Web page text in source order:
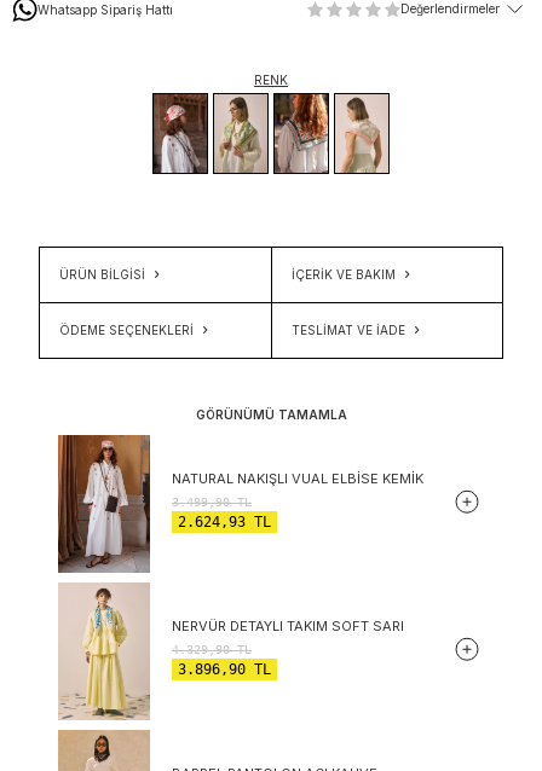
Whatsapp Sipariş Hattı Değerlendirmeler
RENK
ÜRÜN BİLGİSİ İÇERIK VE BAKIM
ÖDEME SEÇENEKLERI TESLIMAT VE İADE
GÖRÜNÜMÜ TAMAMLA
NATURAL NAKIŞLI VUAL ELBISE KEMIK
3.499,90TL
2.624,93 TL
NERVÜR DETAYLI TAKIM SOFT SARI
4.329,90TL
3.896,90 TL